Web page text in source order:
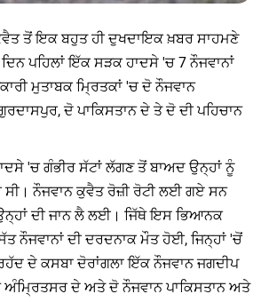
ਤੋਂ ਇਕ ਬਹੁਤ ਹੀ ਦੁਖਦਾਇਕ ਖ਼ਬਰ ਸਾਹਮਣੇ
ਪਹਿਲਾਂ ਇੱਕ ਸੜਕ ਹਾਦਸੇ 'ਚ 7 ਨੌਜਵਾਨਾਂ
ਮੁਤਾਬਕ ਮ੍ਰਿਤਕਾਂ 'ਚ ਦੋ ਨੌਜਵਾਨ
ਦੋ ਪਾਕਿਸਤਾਨ ਦੇ ਤੇ ਦੋ ਦੀ ਪਹਿਚਾਨ
'ਚ ਗੰਭੀਰ ਸੱਟਾਂ ਲੱਗਣ ਤੋਂ ਬਾਅਦ ਉਨ੍ਹਾਂ ਨੂੰ
ਨੌਜਵਾਨ ਕੁਵੈਤ ਰੋਜ਼ੀ ਰੋਟੀ ਲਈ ਗਏ ਸਨ
ਦੀ ਜਾਨ ਲੈ ਲਈ। ਜਿੱਥੇ ਇਸ ਭਿਆਨਕ
ਨੌਜਵਾਨਾਂ ਦੀ ਦਰਦਨਾਕ ਮੌਤ ਹੋਈ, ਜਿਨ੍ਹਾਂ 'ਚੋਂ
ਦੇ ਕਸਬਾ ਦੋਰਾਂਗਲਾ ਇੱਕ ਨੌਜਵਾਨ ਜਗਦੀਪ
ਅੰਮ੍ਰਿਤਸਰ ਦੇ ਅਤੇ ਦੋ ਨੌਜਵਾਨ ਪਾਕਿਸਤਾਨ ਅਤੇ